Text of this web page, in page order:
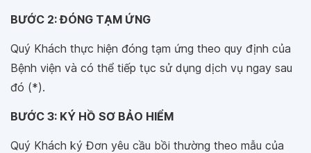
BƯỚC 2: ĐÓNG TẠM ỨNG
Quý Khách thực hiện đóng tạm ứng theo quy định của
Bệnh viện và có thể tiếp tục sử dụng dịch vụ ngay sau
đó (*).
BƯỚC 3: KÝ HỒ SƠ BẢO HIỂM
Quý Khách ký Đơn yêu cầu bồi thường theo mẫu của